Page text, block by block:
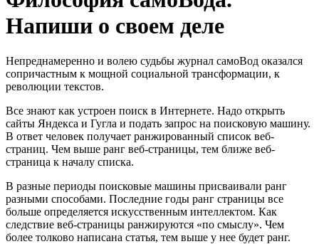
Напиши о своем деле
Непреднамеренно и волею судьбы журнал самоВод оказался
сопричастным к мощной социальной трансформации, к
революции текстов.
Все знают как устроен поиск в Интернете. Надо открыть
сайты Яндекса и Гугла и подать запрос на поисковую машину.
В ответ человек получает ранжированный список веб-
страниц. Чем выше ранг веб-страницы, тем ближе веб-
страница к началу списка.
В разные периоды поисковые машины присваивали ранг
разными способами. Последние годы ранг страницы все
больше определяется искусственным интеллектом. Как
следствие веб-страницы ранжируются «по смыслу». Чем
более толково написана статья, тем выше у нее будет ранг.